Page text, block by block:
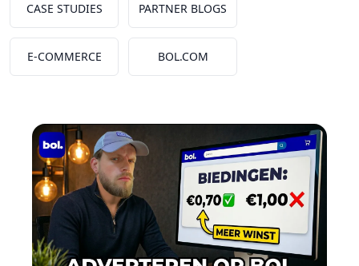
CASE STUDIES PARTNER BLOGS
E-COMMERCE BOL.COM